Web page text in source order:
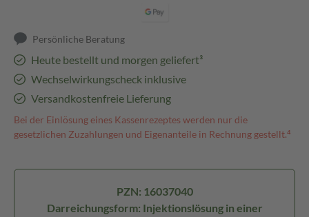
Persönliche Beratung
Heute bestellt und morgen geliefert³
Wechselwirkungscheck inklusive
Versandkostenfreie Lieferung
Bei der Einlösung eines Kassenrezeptes werden nur die
gesetzlichen Zuzahlungen und Eigenanteile in Rechnung gestellt.⁴
PZN: 16037040
Darreichungsform: Injektionslösung in einer